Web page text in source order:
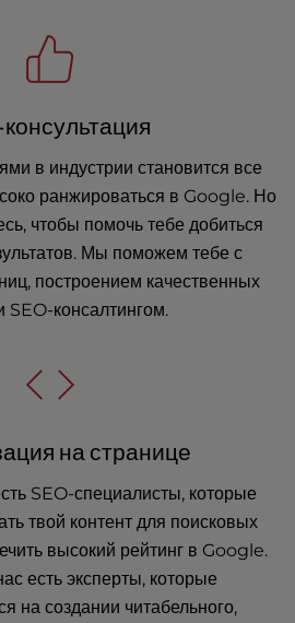
в индустрии становится все
ранжироваться в Google. Но
чтобы помочь тебе добиться
Мы поможем тебе с
построением качественных
SEO-консалтингом.
на странице
SEO-специалисты, которые
твой контент для поисковых
высокий рейтинг в Google.
есть эксперты, которые
на создании читабельного,